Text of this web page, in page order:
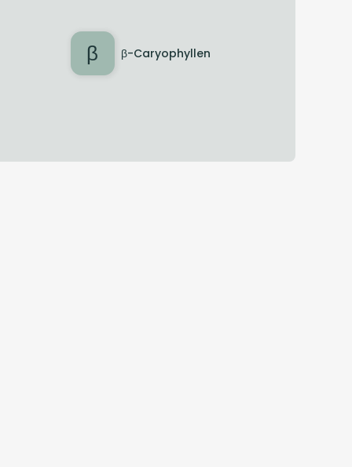
β β-Caryophyllen